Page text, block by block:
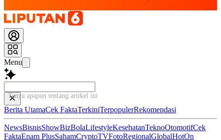
Menu
Tanya apapun tentang artikel ini...
Berita UtamaCek FaktaTerkiniTerpopulerRekomendasi
NewsBisnisShowBizBolaLifestyleKesehatanTeknoOtomotifCek
FaktaEnam PlusSahamCryptoTVFotoRegionalGlobalHotOn